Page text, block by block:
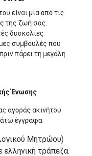
είναι μία από τις
της ζωή σας.
δυσκολίες
συμβουλές που
πάρει τη μεγάλη
Ένωσης
αγοράς ακινήτου
έγγραφα:
Μητρώου)
ελληνική τράπεζα.